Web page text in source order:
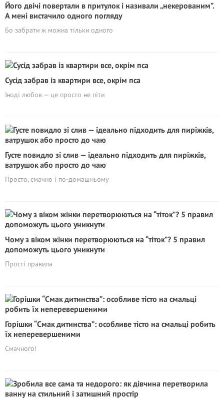
Його двічі повертали в притулок і називали „некерованим”.
А мені вистачило одного погляду
Бо забрати ж можна тільки одного
Сусід забрав із квартири все, окрім пса
Іноді любов — це просто не піти
Густе повидло зі слив — ідеально підходить для пиріжків,
ватрушок або просто до чаю
Просто, смачно і по-домашньому
Чому з віком жінки перетворюються на “тіток”? 5 правил
допоможуть цього уникнути
Прості правила
Горішки “Смак дитинства”: особливе тісто на смальці робить
їх неперевершеними
Смачного!